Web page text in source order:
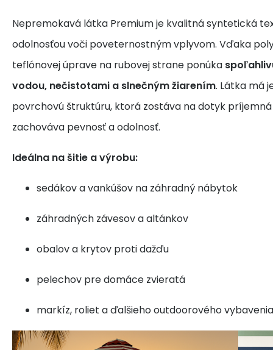
Nepremokavá látka Premium je kvalitná syntetická
odolnosťou voči poveternostným vplyvom. Vďaka
teflónovej úprave na rubovej strane ponúka
vodou, nečistotami a slnečným žiarením. Látka má
povrchovú štruktúru, ktorá zostáva na dotyk príjemná
zachováva pevnosť a odolnosť.
Ideálna na šitie a výrobu:
sedákov a vankúšov na záhradný nábytok
záhradných závesov a altánkov
obalov a krytov proti dažďu
pelechov pre domáce zvieratá
markíz, roliet a ďalšieho outdoorového vybavenia